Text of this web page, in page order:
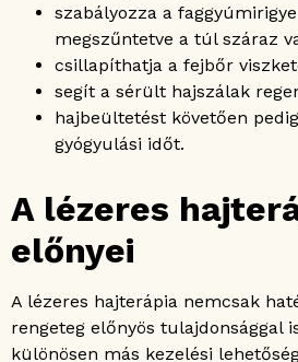
szabályozza a
megszűntetve a túl száraz
csillapíthatja a fejbőr
segít a sérült hajszálak
hajbeültetést követően
gyógyulási időt.
A lézeres
előnyei
A lézeres hajterápia nemcsak
rengeteg előnyös tulajdonsággal
különösen más kezelési